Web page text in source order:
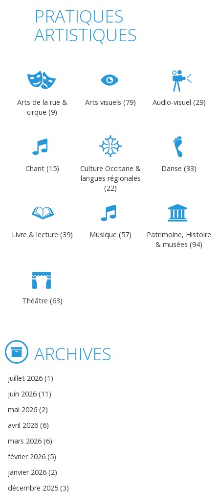
PRATIQUES
ARTISTIQUES
Arts de la rue &
cirque (9)
Arts visuels (79) Audio-visuel (29)
Chant (15)
Culture Occitane &
langues régionales
(22)
Danse (33)
Livre & lecture (39) Musique (57)
Patrimoine, Histoire
& musées (94)
Théâtre (63)
ARCHIVES
juillet 2026 (1)
juin 2026 (11)
mai 2026 (2)
avril 2026 (6)
mars 2026 (6)
février 2026 (5)
janvier 2026 (2)
décembre 2025 (3)